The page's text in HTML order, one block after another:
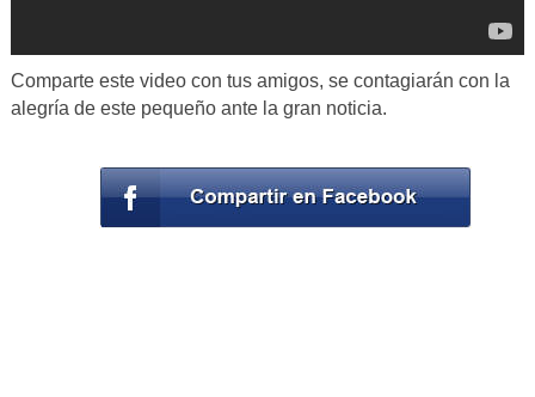
Comparte este video con tus amigos, se contagiarán con la
alegría de este pequeño ante la gran noticia.